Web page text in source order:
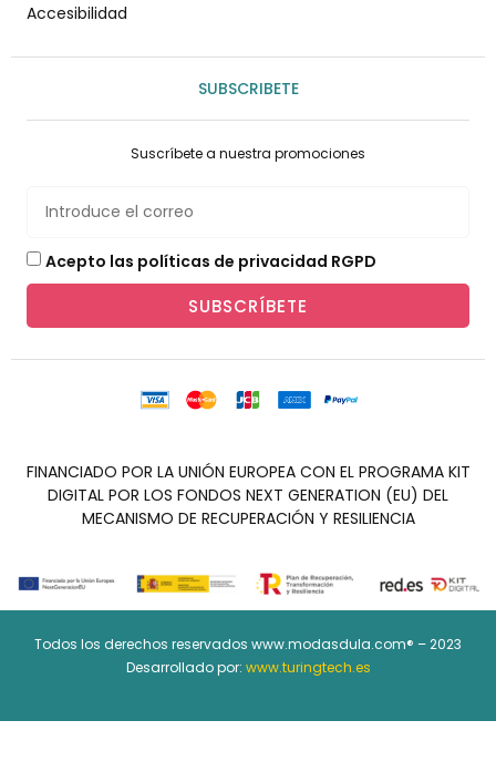
Accesibilidad
SUBSCRIBETE
Suscríbete a nuestra promociones
Acepto las políticas de privacidad RGPD
SUBSCRÍBETE
FINANCIADO POR LA UNIÓN EUROPEA CON EL PROGRAMA KIT
DIGITAL POR LOS FONDOS NEXT GENERATION (EU) DEL
MECANISMO DE RECUPERACIÓN Y RESILIENCIA
Todos los derechos reservados www.modasdula.com® – 2023
Desarrollado por: www.turingtech.es